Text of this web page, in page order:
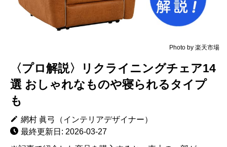
Photo by 楽天市場
〈プロ解説〉リクライニングチェア14
選 おしゃれなものや寝られるタイプ
も
網村 眞弓（インテリアデザイナー）
最終更新日: 2026-03-27